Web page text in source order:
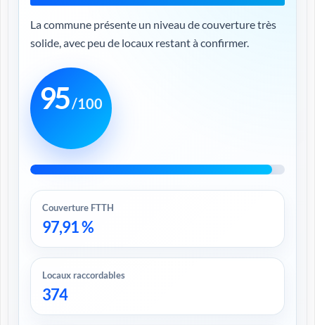
La commune présente un niveau de couverture très
solide, avec peu de locaux restant à confirmer.
95/100
Couverture FTTH
97,91 %
Locaux raccordables
374